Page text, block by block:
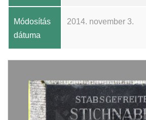
Módosítás
dátuma
2014. november 3.